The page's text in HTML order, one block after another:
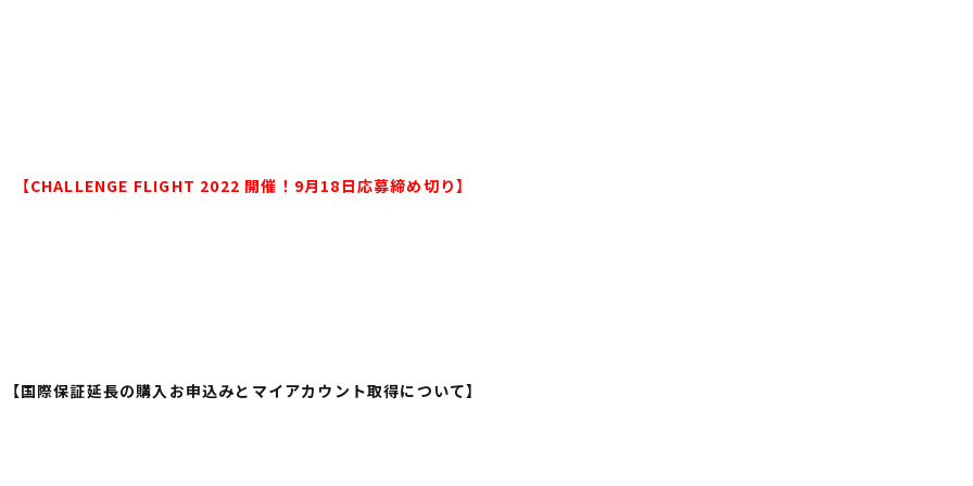
【CHALLENGE FLIGHT 2022 開催！9月18日応募締め切り】
【国際保証延長の購入お申込みとマイアカウント取得について】